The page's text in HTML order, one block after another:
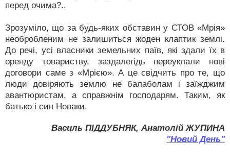
перед очима?..
Зрозуміло, що за будь-яких обставин у СТОВ «Мрія»
необробленим не залишиться жоден клаптик землі.
До речі, усі власники земельних паїв, які здали їх в
оренду товариству, заздалегідь переуклали нові
договори саме з «Мрією». А це свідчить про те, що
люди довіряють землю не балаболам і заїжджим
авантюристам, а справжнім господарям. Таким, як
батько і син Новаки.
Василь ПІДДУБНЯК, Анатолій ЖУПИНА
"Новий День"